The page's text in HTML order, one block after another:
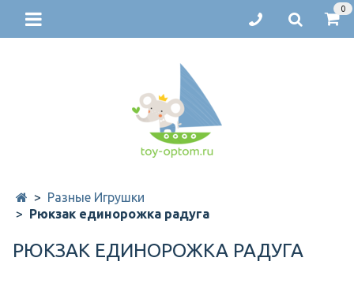
0
Разные Игрушки
Рюкзак единорожка радуга
РЮКЗАК ЕДИНОРОЖКА РАДУГА